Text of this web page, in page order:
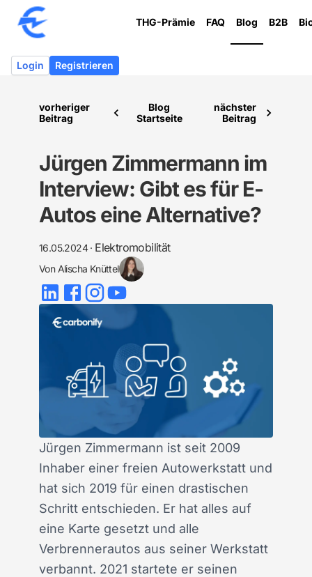
THG-Prämie FAQ Blog B2B
Login Registrieren
vorheriger
Beitrag
Blog
Startseite
nächster
Beitrag
Jürgen Zimmermann im
Interview: Gibt es für E-
Autos eine Alternative?
16.05.2024· Elektromobilität
Von Alischa Knüttel
Jürgen Zimmermann ist seit 2009
Inhaber einer freien Autowerkstatt und
hat sich 2019 für einen drastischen
Schritt entschieden. Er hat alles auf
eine Karte gesetzt und alle
Verbrennerautos aus seiner Werkstatt
verbannt. 2021 startete er seinen